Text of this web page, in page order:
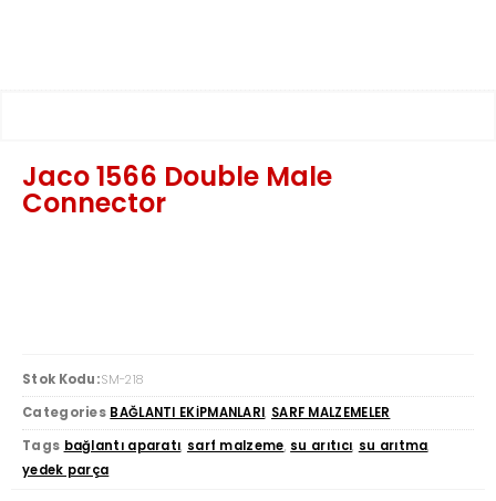
Jaco 1566 Double Male
Connector
Stok Kodu:SM-218
Categories BAĞLANTI EKİPMANLARI, SARF MALZEMELER
Tags bağlantı aparatı, sarf malzeme, su arıtıcı, su arıtma,
yedek parça